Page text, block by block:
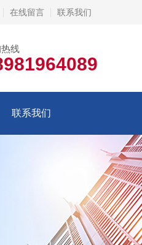
在线留言 联系我们
线
联系我们